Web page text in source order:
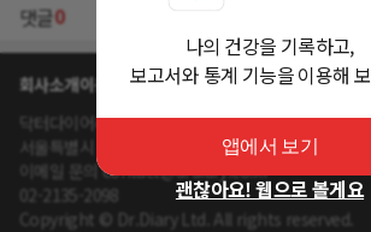
댓글0
회사소개이용약관개인정보 처리방침
닥터다이어리 대표 : 송제윤
서울특별시 강남구 테헤란로 416 연봉빌딩 8층
이메일 문의 contact@drdiary.co.kr
02-2135-2098
Copyright © Dr.Diary Ltd. All rights reserved.
나의 건강을 기록하고,
보고서와 통계 기능을 이용해
앱에서 보기
괜찮아요! 웹으로 볼게요